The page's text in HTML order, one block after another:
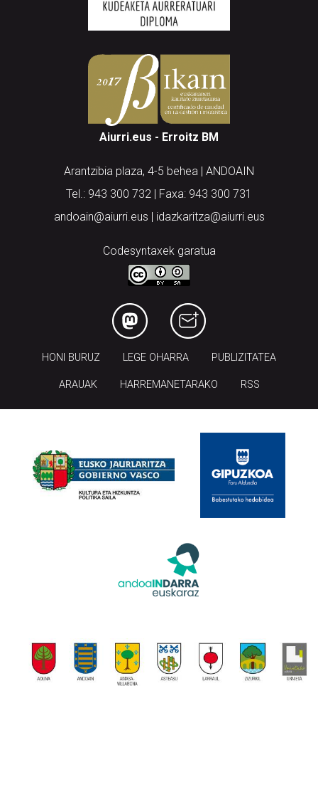
Aiurri.eus - Erroitz BM
Arantzibia plaza, 4-5 behea | ANDOAIN
Tel.: 943 300 732 | Faxa: 943 300 731
andoain@aiurri.eus | idazkaritza@aiurri.eus
Codesyntaxek garatua
HONI BURUZ LEGE OHARRA PUBLIZITATEA
ARAUAK HARREMANETARAKO RSS